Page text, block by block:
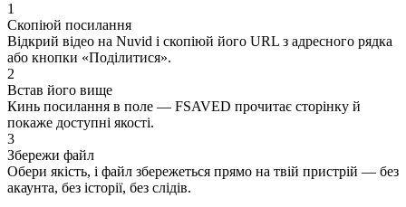
1
Скопіюй посилання
Відкрий відео на Nuvid і скопіюй його URL з адресного рядка
або кнопки «Поділитися».
2
Встав його вище
Кинь посилання в поле — FSAVED прочитає сторінку й
покаже доступні якості.
3
Збережи файл
Обери якість, і файл збережеться прямо на твій пристрій — без
акаунта, без історії, без слідів.